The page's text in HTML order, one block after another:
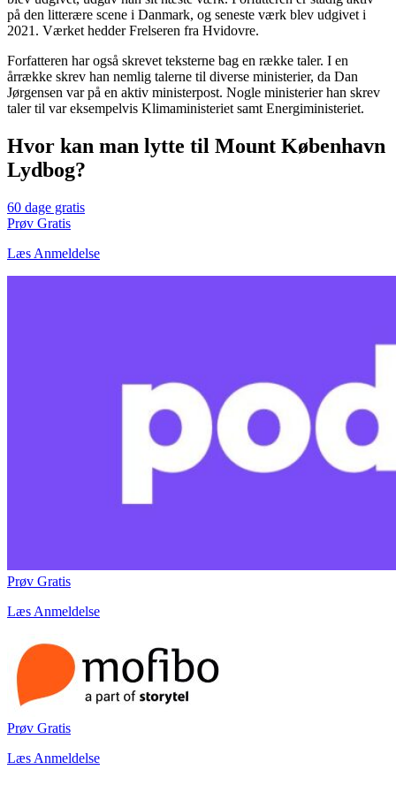
på den litterære scene i Danmark, og seneste værk blev udgivet i
2021. Værket hedder Frelseren fra Hvidovre.
Forfatteren har også skrevet teksterne bag en række taler. I en
årrække skrev han nemlig talerne til diverse ministerier, da Dan
Jørgensen var på en aktiv ministerpost. Nogle ministerier han skrev
taler til var eksempelvis Klimaministeriet samt Energiministeriet.
Hvor kan man lytte til Mount København
Lydbog?
60 dage gratis
Prøv Gratis
Læs Anmeldelse
Prøv Gratis
Læs Anmeldelse
Prøv Gratis
Læs Anmeldelse